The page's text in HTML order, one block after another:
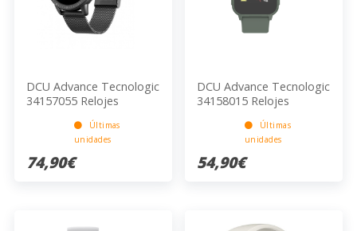
DCU Advance Tecnologic
34157055 Relojes
3,3 cm (1.3") IPS Digital
240 x 40 Pixeles Pantalla
táctil Plata
Últimas
unidades
74,90€
DCU Advance Tecnologic
34158015 Relojes
2,54 cm (1") IPS 26 mm
Digital 240 x 280 Pixeles
Pantalla táctil Negro,
Verde, Blanco Renovado
Últimas
unidades
54,90€